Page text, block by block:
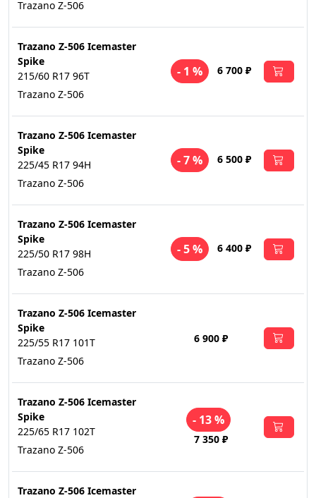
Trazano Z-506
Trazano Z-506 Icemaster
Spike
215/60 R17 96T
Trazano Z-506
- 1 % 6 700 ₽
Trazano Z-506 Icemaster
Spike
225/45 R17 94H
Trazano Z-506
- 7 % 6 500 ₽
Trazano Z-506 Icemaster
Spike
225/50 R17 98H
Trazano Z-506
- 5 % 6 400 ₽
Trazano Z-506 Icemaster
Spike
225/55 R17 101T
Trazano Z-506
6 900 ₽
Trazano Z-506 Icemaster
Spike
225/65 R17 102T
Trazano Z-506
- 13 %
7 350 ₽
Trazano Z-506 Icemaster